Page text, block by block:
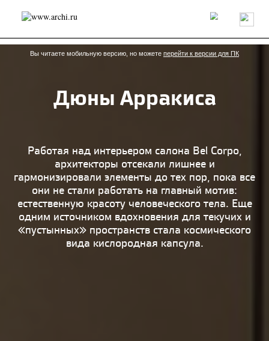
Россия Мир Технологии Интерьер Пресса
Архитекторы
Проекты
Конкурсы События Книги Вакансии
send.project Анонсы конкурсов
Блог
Исследование
Дизайн
Иностранцы в России
Интерьер
Наследие Образование
Урбанистика
Эко
Вы читаете мобильную версию, но можете перейти к версии для ПК
Дюны Арракиса
Работая над интерьером салона Bel Corpo,
архитекторы отсекали лишнее и
гармонизировали элементы до тех пор, пока все
они не стали работать на главный мотив:
естественную красоту человеческого тела. Еще
одним источником вдохновения для текучих и
«пустынных» пространств стала космического
вида кислородная капсула.